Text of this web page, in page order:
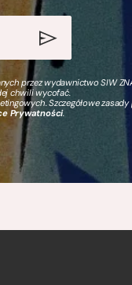
przez wydawnictwo SIW
chwili wycofać.
Szczegółowe
Prywatności.